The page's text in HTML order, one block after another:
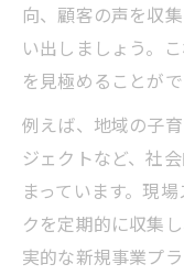
向、顧客の声を収
い出しましょう。
を見極めることがで
例えば、地域の子
ジェクトなど、社
まっています。現
クを定期的に収集
実的な新規事業プ